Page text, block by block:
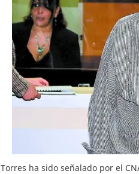
Torres ha sido señalado por el